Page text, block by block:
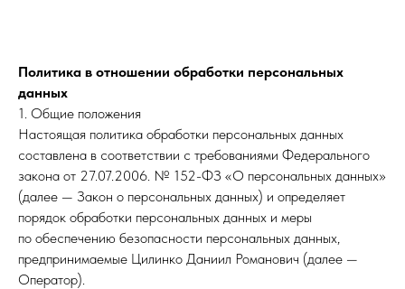
Политика в отношении обработки персональных
данных
1. Общие положения
Настоящая политика обработки персональных данных
составлена в соответствии с требованиями Федерального
закона от 27.07.2006. № 152-ФЗ «О персональных данных»
(далее — Закон о персональных данных) и определяет
порядок обработки персональных данных и меры
по обеспечению безопасности персональных данных,
предпринимаемые Цилинко Даниил Романович (далее —
Оператор).